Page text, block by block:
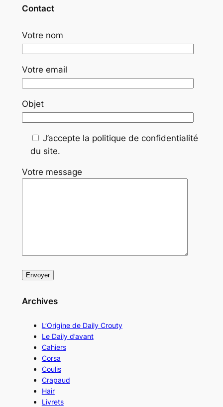
Contact
Votre nom
Votre email
Objet
J’accepte la politique de confidentialité
du site.
Votre message
Archives
L’Origine de Daily Crouty
Le Daily d’avant
Cahiers
Corsa
Coulis
Crapaud
Hair
Livrets